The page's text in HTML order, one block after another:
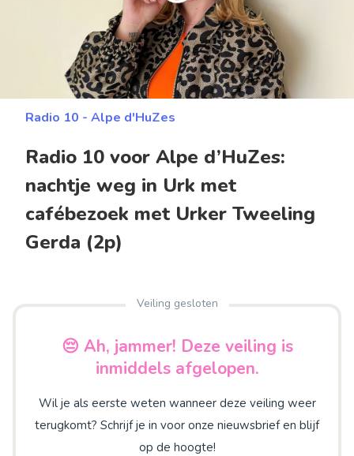
Radio 10 - Alpe d'HuZes
Radio 10 voor Alpe d’HuZes:
nachtje weg in Urk met
cafébezoek met Urker Tweeling
Gerda (2p)
Veiling gesloten
😔 Ah, jammer! Deze veiling is
inmiddels afgelopen.
Wil je als eerste weten wanneer deze veiling weer
terugkomt? Schrijf je in voor onze nieuwsbrief en blijf
op de hoogte!